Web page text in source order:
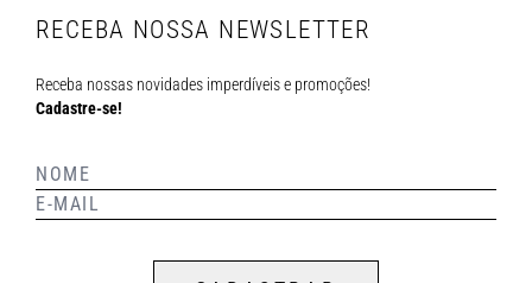
RECEBA NOSSA NEWSLETTER
Receba nossas novidades imperdíveis e promoções!
Cadastre-se!